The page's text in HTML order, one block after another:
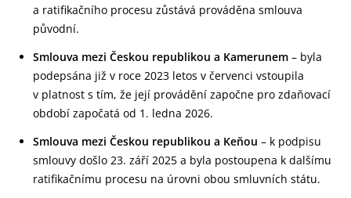
a ratifikačního procesu zůstává prováděna smlouva
původní.
Smlouva mezi Českou republikou a Kamerunem – byla
podepsána již v roce 2023 letos v červenci vstoupila
v platnost s tím, že její provádění započne pro zdaňovací
období započatá od 1. ledna 2026.
Smlouva mezi Českou republikou a Keňou – k podpisu
smlouvy došlo 23. září 2025 a byla postoupena k dalšímu
ratifikačnímu procesu na úrovni obou smluvních státu.